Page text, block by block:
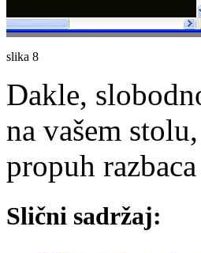
slika 8
Dakle,
na vašem
propuh
Slični sadržaj: